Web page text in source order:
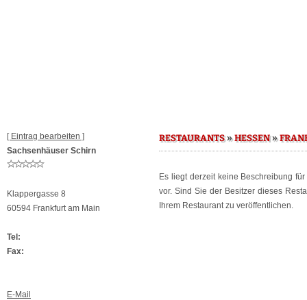
[ Eintrag bearbeiten ]
Sachsenhäuser Schirn
Klappergasse 8
60594 Frankfurt am Main
Tel:
Fax:
E-Mail
RESTAURANTS»HESSEN»
Es liegt derzeit keine Beschreibung
vor. Sind Sie der Besitzer dieses
Ihrem Restaurant zu veröffentlichen.